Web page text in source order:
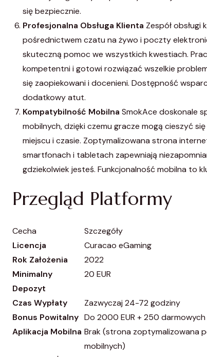
się bezpiecznie.
Profesjonalna Obsługa Klienta Zespół
pośrednictwem czatu na żywo i poczty
skuteczną pomoc we wszystkich kwestiach.
kompetentni i gotowi rozwiązać wszelkie
się zaopiekowani i docenieni. Dostępność
dodatkowy atut.
Kompatybilność Mobilna SmokAce doskonale
mobilnych, dzięki czemu gracze mogą cieszyć
miejscu i czasie. Zoptymalizowana strona
smartfonach i tabletach zapewniają
gdziekolwiek jesteś. Funkcjonalność mobilna to
Przegląd Platformy
Cecha
Szczegóły
Licencja
Curacao eGaming
Rok Założenia
2022
Minimalny
Depozyt
20 EUR
Czas Wypłaty
Zazwyczaj 24-72 godziny
Bonus Powitalny Do 2000 EUR + 250
Aplikacja Mobilna Brak (strona zoptymalizowana
mobilnych)